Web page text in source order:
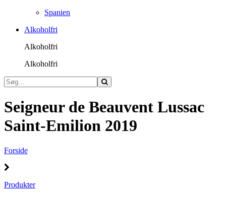
Spanien
Alkoholfri
Alkoholfri
Alkoholfri
Seigneur de Beauvent Lussac
Saint-Emilion 2019
Forside
Produkter